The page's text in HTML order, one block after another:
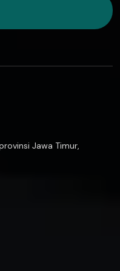
Jawa Timur,